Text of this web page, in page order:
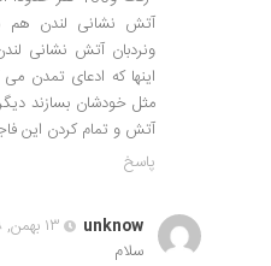
آتش نشانی لندن هم
ونردبان آتش نشانی
اینها که ادعای تمدن
مثل خودشان بسازند
آتش و تمام کردن این
پاسخ
unknow
۱۳ بهمن, ۱۳۹۸ در ۴:۱۱ ب٫ظ
سلام